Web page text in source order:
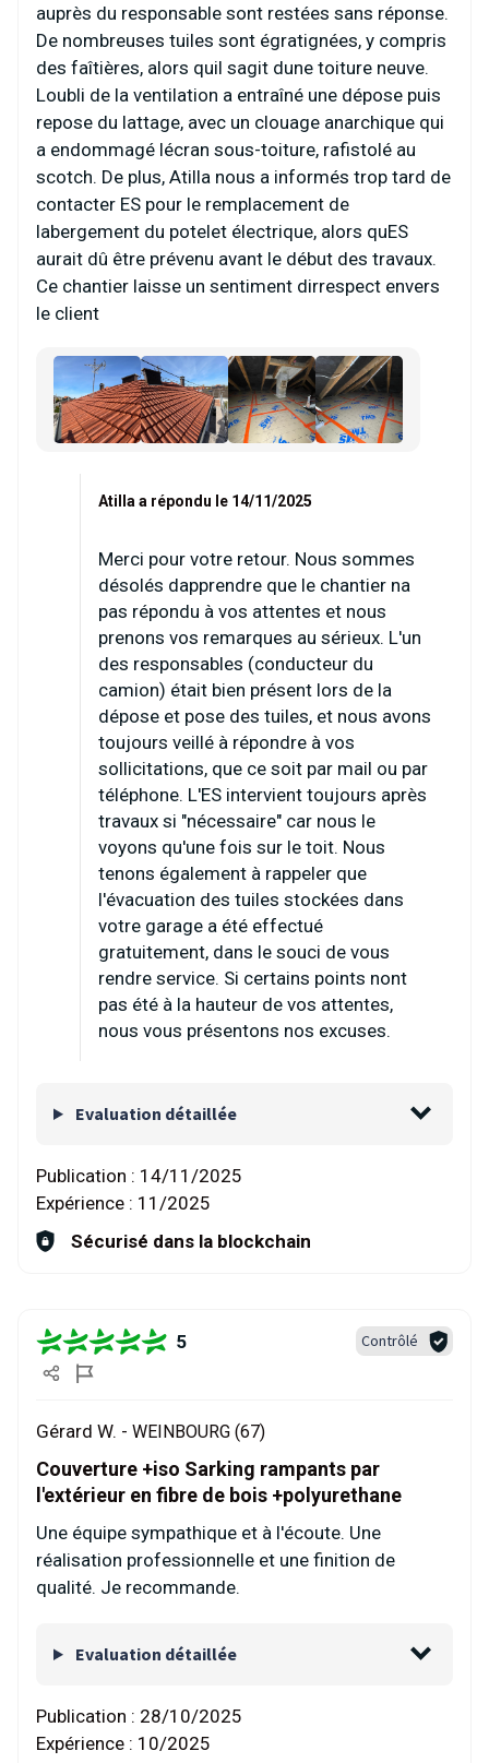
auprès du responsable sont restées sans réponse.
De nombreuses tuiles sont égratignées, y compris
des faîtières, alors quil sagit dune toiture neuve.
Loubli de la ventilation a entraîné une dépose puis
repose du lattage, avec un clouage anarchique qui
a endommagé lécran sous-toiture, rafistolé au
scotch. De plus, Atilla nous a informés trop tard de
contacter ES pour le remplacement de
labergement du potelet électrique, alors quES
aurait dû être prévenu avant le début des travaux.
Ce chantier laisse un sentiment dirrespect envers
le client
Atilla a répondu le 14/11/2025
Merci pour votre retour. Nous sommes
désolés dapprendre que le chantier na
pas répondu à vos attentes et nous
prenons vos remarques au sérieux. L'un
des responsables (conducteur du
camion) était bien présent lors de la
dépose et pose des tuiles, et nous avons
toujours veillé à répondre à vos
sollicitations, que ce soit par mail ou par
téléphone. L'ES intervient toujours après
travaux si "nécessaire" car nous le
voyons qu'une fois sur le toit. Nous
tenons également à rappeler que
l'évacuation des tuiles stockées dans
votre garage a été effectué
gratuitement, dans le souci de vous
rendre service. Si certains points nont
pas été à la hauteur de vos attentes,
nous vous présentons nos excuses.
Evaluation détaillée
Publication : 14/11/2025
Expérience : 11/2025
Sécurisé dans la blockchain
5 Contrôlé
Gérard W. - WEINBOURG (67)
Couverture +iso Sarking rampants par
l'extérieur en fibre de bois +polyurethane
Une équipe sympathique et à l'écoute. Une
réalisation professionnelle et une finition de
qualité. Je recommande.
Evaluation détaillée
Publication : 28/10/2025
Expérience : 10/2025